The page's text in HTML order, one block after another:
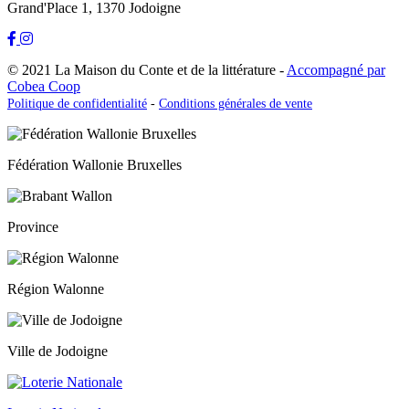
Grand'Place 1, 1370 Jodoigne
© 2021 La Maison du Conte et de la littérature - Accompagné par
Cobea Coop
Politique de confidentialité - Conditions générales de vente
Fédération Wallonie Bruxelles
Province
Région Walonne
Ville de Jodoigne